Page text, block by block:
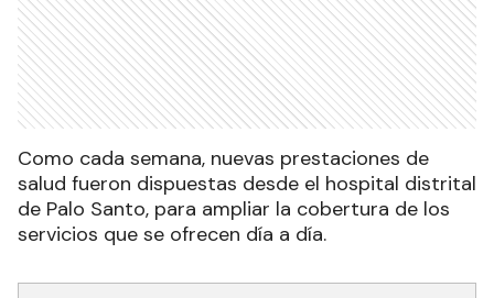
Como cada semana, nuevas prestaciones de
salud fueron dispuestas desde el hospital distrital
de Palo Santo, para ampliar la cobertura de los
servicios que se ofrecen día a día.